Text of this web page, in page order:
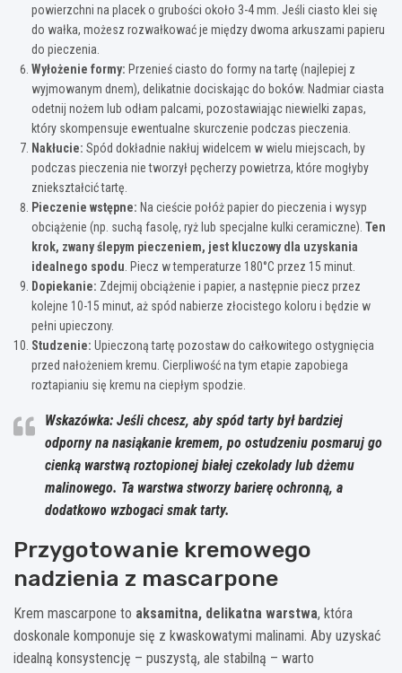
powierzchni na placek o grubości około 3-4 mm. Jeśli ciasto klei się
do wałka, możesz rozwałkować je między dwoma arkuszami papieru
do pieczenia.
Wyłożenie formy: Przenieś ciasto do formy na tartę (najlepiej z
wyjmowanym dnem), delikatnie dociskając do boków. Nadmiar ciasta
odetnij nożem lub odłam palcami, pozostawiając niewielki zapas,
który skompensuje ewentualne skurczenie podczas pieczenia.
Nakłucie: Spód dokładnie nakłuj widelcem w wielu miejscach, by
podczas pieczenia nie tworzył pęcherzy powietrza, które mogłyby
zniekształcić tartę.
Pieczenie wstępne: Na cieście połóż papier do pieczenia i wysyp
obciążenie (np. suchą fasolę, ryż lub specjalne kulki ceramiczne). Ten
krok, zwany ślepym pieczeniem, jest kluczowy dla uzyskania
idealnego spodu . Piecz w temperaturze 180°C przez 15 minut.
Dopiekanie: Zdejmij obciążenie i papier, a następnie piecz przez
kolejne 10-15 minut, aż spód nabierze złocistego koloru i będzie w
pełni upieczony.
Studzenie: Upieczoną tartę pozostaw do całkowitego ostygnięcia
przed nałożeniem kremu. Cierpliwość na tym etapie zapobiega
roztapianiu się kremu na ciepłym spodzie.
Wskazówka: Jeśli chcesz, aby spód tarty był bardziej
odporny na nasiąkanie kremem, po ostudzeniu posmaruj go
cienką warstwą roztopionej białej czekolady lub dżemu
malinowego. Ta warstwa stworzy barierę ochronną, a
dodatkowo wzbogaci smak tarty.
Przygotowanie kremowego
nadzienia z mascarpone
Krem mascarpone to aksamitna, delikatna warstwa, która
doskonale komponuje się z kwaskowatymi malinami. Aby uzyskać
idealną konsystencję – puszystą, ale stabilną – warto